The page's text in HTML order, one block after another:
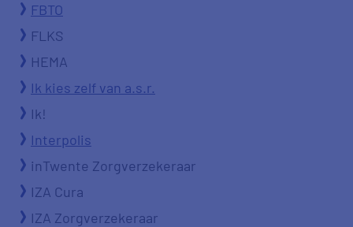
FBTO
FLKS
HEMA
Ik kies zelf van a.s.r.
Ik!
Interpolis
inTwente Zorgverzekeraar
IZA Cura
IZA Zorgverzekeraar